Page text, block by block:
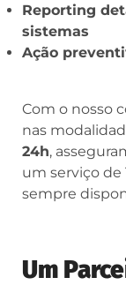
Reporting
sistemas
Ação
Com o nosso
nas
24h,
um serviço
sempre
Um